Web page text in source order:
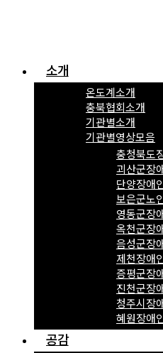
소개
온도계소개
충북협회소개
기관별소개
기관별영상모음
충청북도
괴산군장
단양장애
보은군노
영동군장
옥천군장
음성군장
제천장애
증평군장
진천군장
청주시장
혜원장애
공감